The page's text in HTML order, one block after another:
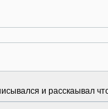
и расскаывал